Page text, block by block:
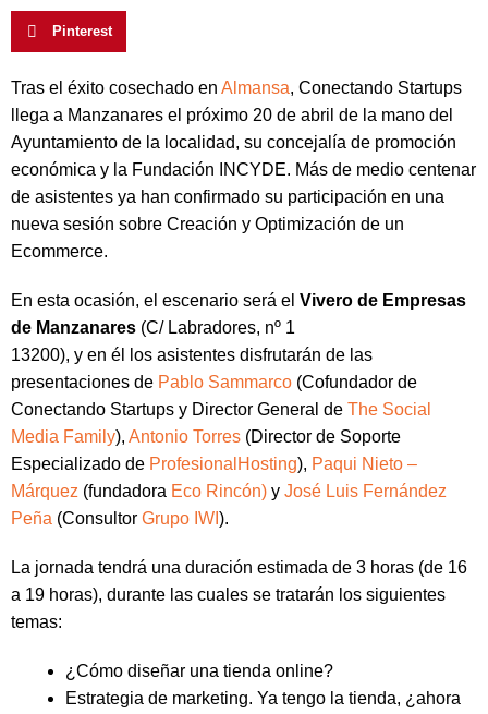
Pinterest
Tras el éxito cosechado en Almansa, Conectando Startups
llega a Manzanares el próximo 20 de abril de la mano del
Ayuntamiento de la localidad, su concejalía de promoción
económica y la Fundación INCYDE. Más de medio centenar
de asistentes ya han confirmado su participación en una
nueva sesión sobre Creación y Optimización de un
Ecommerce.
En esta ocasión, el escenario será el Vivero de Empresas
de Manzanares (C/ Labradores, nº 1
13200), y en él los asistentes disfrutarán de las
presentaciones de Pablo Sammarco (Cofundador de
Conectando Startups y Director General de The Social
Media Family), Antonio Torres (Director de Soporte
Especializado de ProfesionalHosting), Paqui Nieto –
Márquez (fundadora Eco Rincón) y José Luis Fernández
Peña (Consultor Grupo IWI ).
La jornada tendrá una duración estimada de 3 horas (de 16
a 19 horas), durante las cuales se tratarán los siguientes
temas:
¿Cómo diseñar una tienda online?
Estrategia de marketing. Ya tengo la tienda, ¿ahora